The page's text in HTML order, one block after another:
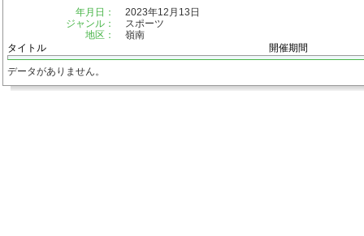
年月日：
2023年12月13日
ジャンル：
スポーツ
地区：
嶺南
タイトル
開催期間
データがありません。